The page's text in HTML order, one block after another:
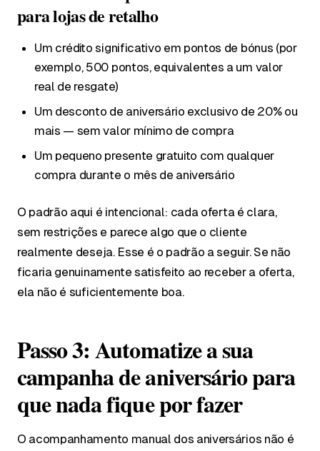
para lojas de retalho
Um crédito significativo em pontos de bónus (por
exemplo, 500 pontos, equivalentes a um valor
real de resgate)
Um desconto de aniversário exclusivo de 20% ou
mais — sem valor mínimo de compra
Um pequeno presente gratuito com qualquer
compra durante o mês de aniversário
O padrão aqui é intencional: cada oferta é clara,
sem restrições e parece algo que o cliente
realmente deseja. Esse é o padrão a seguir. Se não
ficaria genuinamente satisfeito ao receber a oferta,
ela não é suficientemente boa.
Passo 3: Automatize a sua
campanha de aniversário para
que nada fique por fazer
O acompanhamento manual dos aniversários não é